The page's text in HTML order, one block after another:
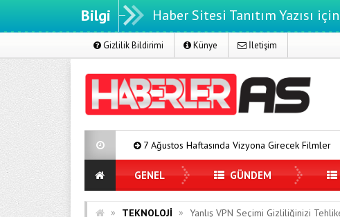
Bilgi Haber Sitesi Tanıtım Yazısı
Gizlilik Bildirimi Künye İletişim
7 Ağustos Haftasında Vizyona Girecek Filmler Mürsel Ferhat
GENEL GÜNDEM
» TEKNOLOJİ » Yanlış VPN Seçimi Gizliliğinizi